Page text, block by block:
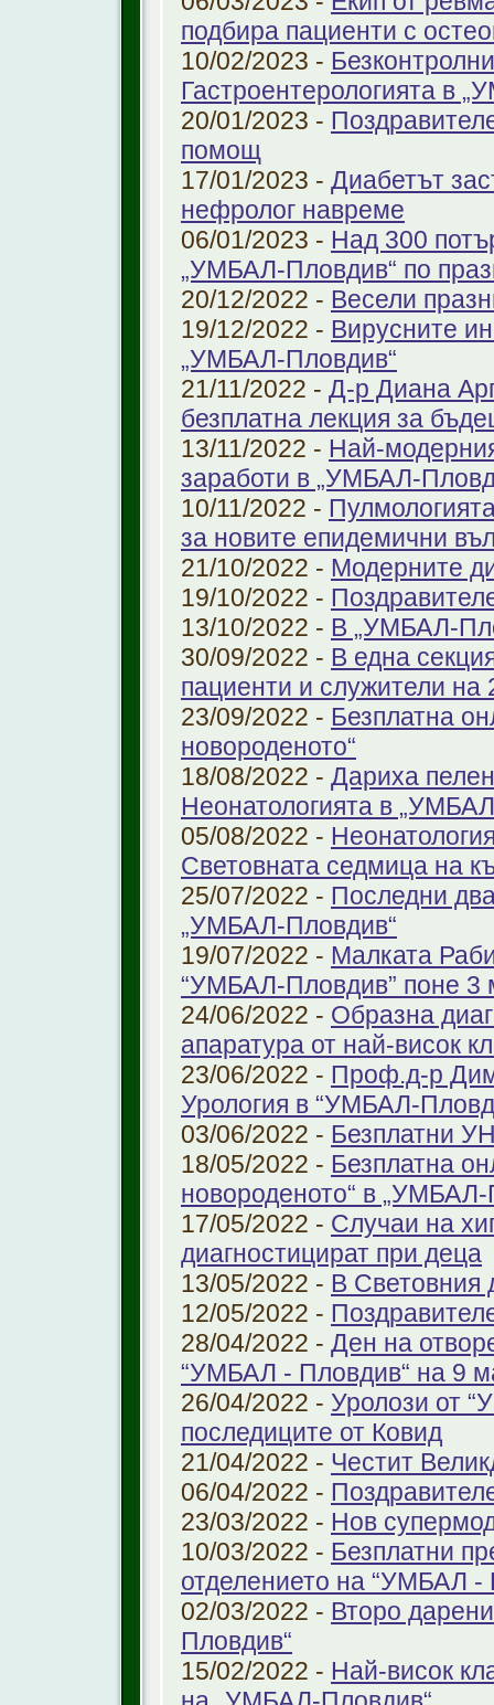
подбира пациенти с
10/02/2023 -
Гастроентерологията в
20/01/2023 -
помощ
17/01/2023 - Диабетът
нефролог навреме
06/01/2023 - Над 300
„УМБАЛ-Пловдив“ по
20/12/2022 - Весели
19/12/2022 - Вирусните
„УМБАЛ-Пловдив“
21/11/2022 - Д-р Диана
безплатна лекция за
13/11/2022 - Най-
заработи в „УМБАЛ-
10/11/2022 -
за новите епидемични
21/10/2022 - Модерните
19/10/2022 -
13/10/2022 - В „УМБАЛ-
30/09/2022 - В една
пациенти и служители на
23/09/2022 - Безплатна
новороденото“
18/08/2022 - Дариха
Неонатологията в
05/08/2022 -
Световната седмица на
25/07/2022 - Последни
„УМБАЛ-Пловдив“
19/07/2022 - Малката
“УМБАЛ-Пловдив” поне 3
24/06/2022 - Образна
апаратура от най-висок
23/06/2022 - Проф.д-р
Урология в “УМБАЛ-
03/06/2022 - Безплатни
18/05/2022 - Безплатна
новороденото“ в „УМБАЛ-
17/05/2022 - Случаи на
диагностицират при деца
13/05/2022 - В Световния
12/05/2022 -
28/04/2022 - Ден на
“УМБАЛ - Пловдив“ на 9
26/04/2022 - Уролози от
последиците от Ковид
21/04/2022 - Честит
06/04/2022 -
23/03/2022 - Нов
10/03/2022 - Безплатни
отделението на “УМБАЛ -
02/03/2022 - Второ
Пловдив“
15/02/2022 - Най-висок